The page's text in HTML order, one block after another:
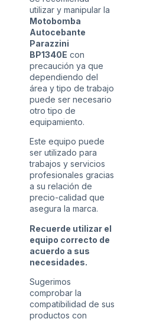
utilizar y manipular la
Motobomba
Autocebante
Parazzini
BP1340E con
precaución ya que
dependiendo del
área y tipo de trabajo
puede ser necesario
otro tipo de
equipamiento.
Este equipo puede
ser utilizado para
trabajos y servicios
profesionales gracias
a su relación de
precio-calidad que
asegura la marca.
Recuerde utilizar el
equipo correcto de
acuerdo a sus
necesidades.
Sugerimos
comprobar la
compatibilidad de sus
productos con